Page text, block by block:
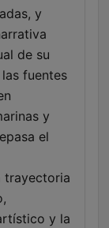
y
de su
fuentes
y
el
trayectoria
y la